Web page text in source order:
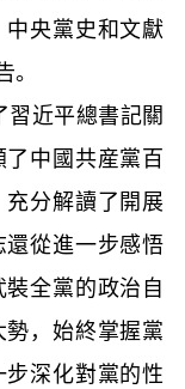
央黨史和文獻
近平總書記關
中國共産黨百
分解讀了開展
從進一步感悟
全黨的政治自
，始終掌握黨
深化對黨的性